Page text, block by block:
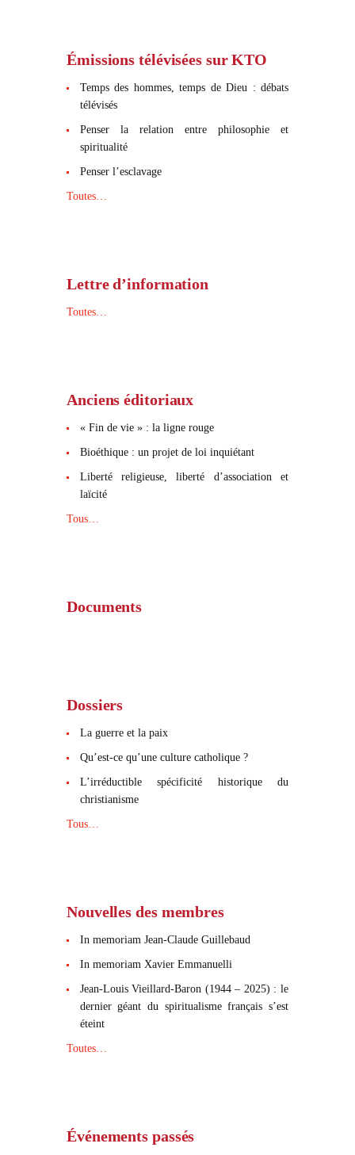
Émissions télévisées sur KTO
Temps des hommes, temps de Dieu : débats
télévisés
Penser la relation entre philosophie et
spiritualité
Penser l’esclavage
Toutes…
Lettre d’information
Toutes…
Anciens éditoriaux
« Fin de vie » : la ligne rouge
Bioéthique : un projet de loi inquiétant
Liberté religieuse, liberté d’association et
laïcité
Tous…
Documents
Dossiers
La guerre et la paix
Qu’est-ce qu’une culture catholique ?
L’irréductible spécificité historique du
christianisme
Tous…
Nouvelles des membres
In memoriam Jean-Claude Guillebaud
In memoriam Xavier Emmanuelli
Jean-Louis Vieillard-Baron (1944 – 2025) : le
dernier géant du spiritualisme français s’est
éteint
Toutes…
Événements passés